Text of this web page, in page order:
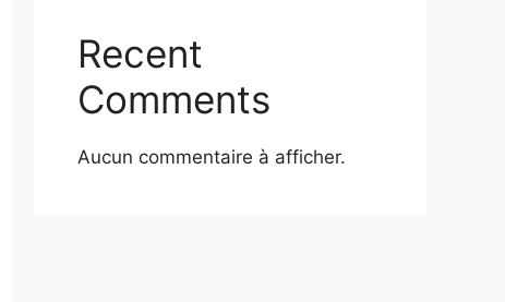
Recent
Comments
Aucun commentaire à afficher.